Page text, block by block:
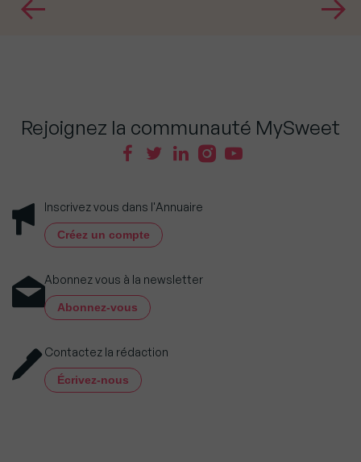
Rejoignez la communauté MySweet
Inscrivez vous dans l'Annuaire
Créez un compte
Abonnez vous à la newsletter
Abonnez-vous
Contactez la rédaction
Écrivez-nous